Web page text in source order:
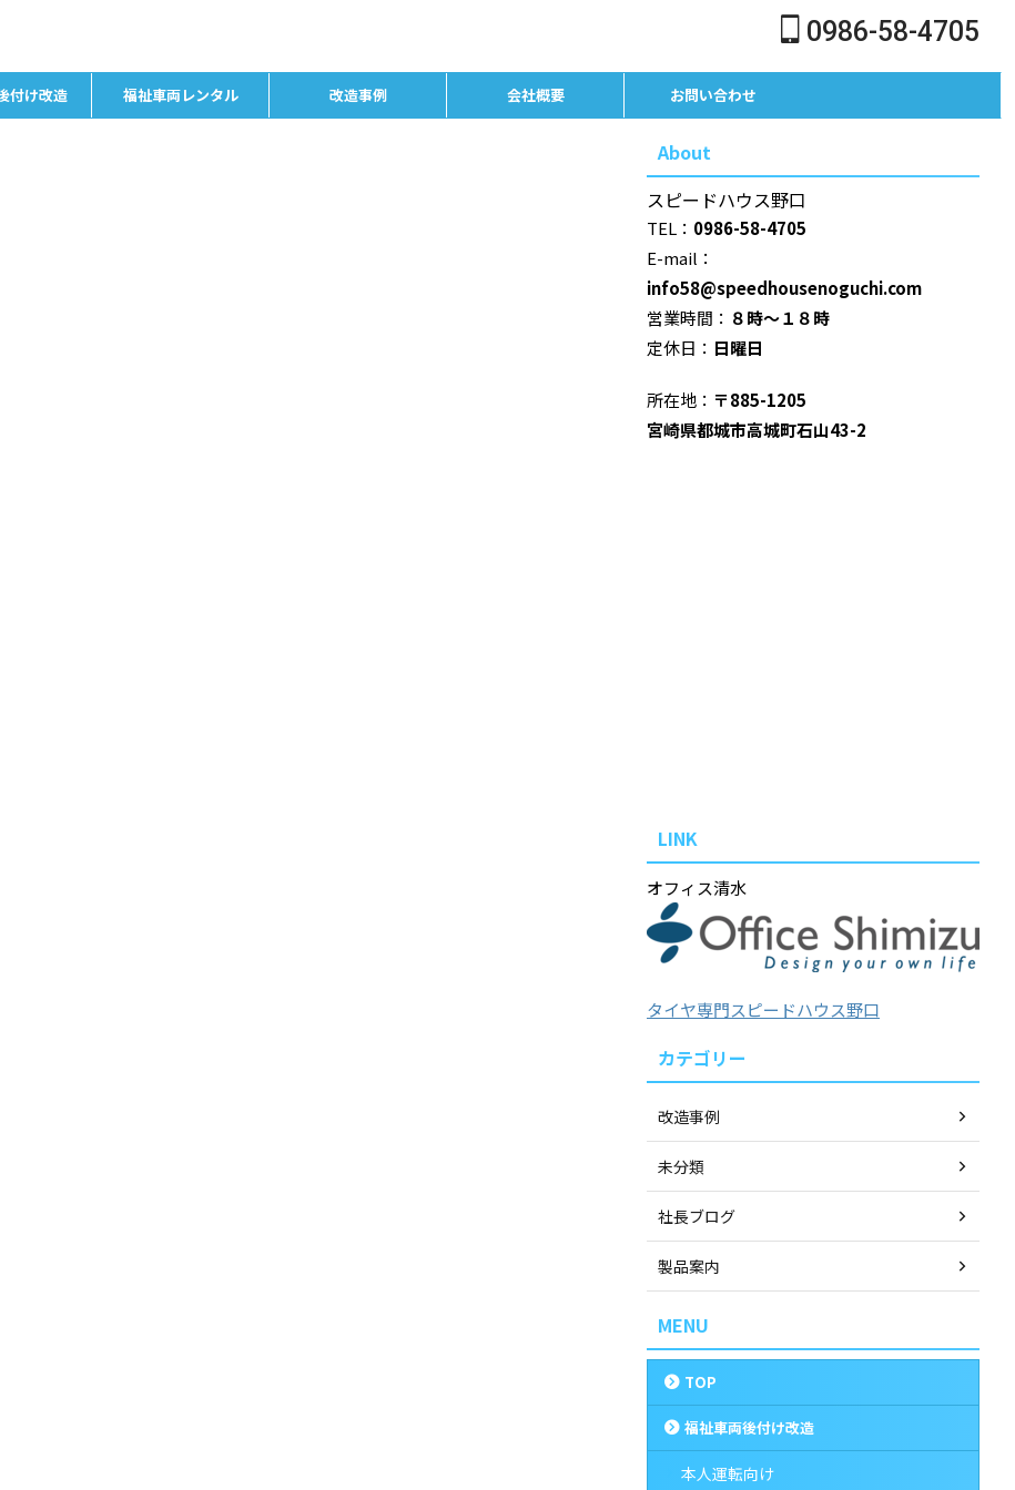
0986-58-4705
付け改造 福祉車両レンタル 改造事例 会社概要 お問い合わせ
About
スピードハウス野口
TEL： 0986-58-4705
E-mail：
info58@speedhousenoguchi.com
営業時間： ８時～１８時
定休日： 日曜日
所在地： 〒885-1205
宮崎県都城市高城町石山43-2
LINK
オフィス清水
タイヤ専門スピードハウス野口
カテゴリー
改造事例
未分類
社長ブログ
製品案内
MENU
TOP
福祉車両後付け改造
本人運転向け